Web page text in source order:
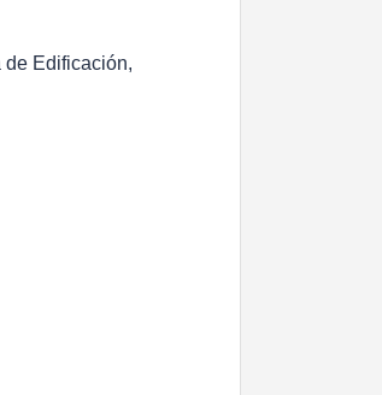
de Edificación,